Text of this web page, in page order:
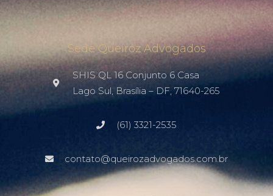
Sede Queiróz Advogados
SHIS QL 16 Conjunto 6 Casa
Lago Sul, Brasília – DF, 71640-265
(61) 3321-2535
contato@queirozadvogados.com.br